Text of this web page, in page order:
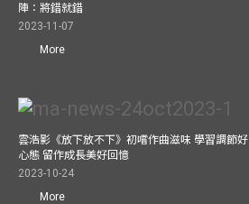
陣：將錯就錯
2023-11-07
More
雲浩影《放下放不下》初嚐作曲滋味 學習調節好
心態 留作成長美好回憶
2023-10-24
More